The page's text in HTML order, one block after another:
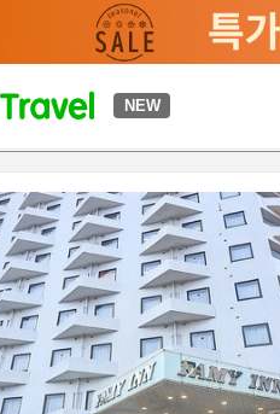
NEW
품이용 후기 하이라이트